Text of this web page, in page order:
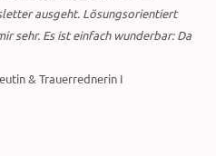
ausgeht. Lösungsorientiert
sehr. Es ist einfach wunderbar: Da
& Trauerrednerin I